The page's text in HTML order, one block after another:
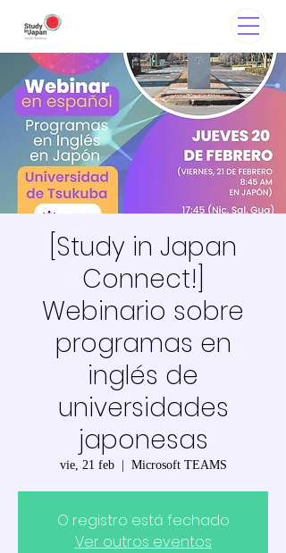
[Study in Japan
Connect!]
Webinario sobre
programas en
inglés de
universidades
japonesas
vie, 21 feb
  |
Microsoft TEAMS
O registro está fechado
Ver outros eventos